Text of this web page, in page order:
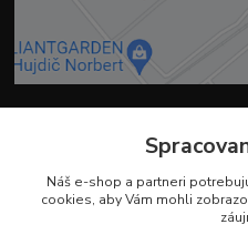
Náš e-shop a partneri
cookies, aby Vám mohli